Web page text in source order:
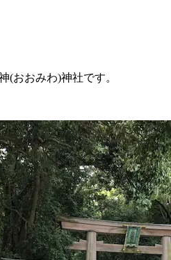
(おおみわ)神社です。